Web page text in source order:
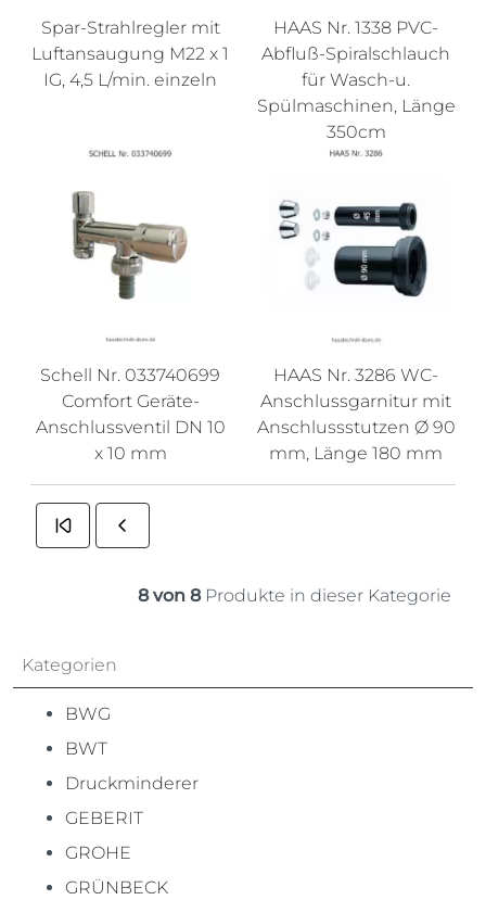
Spar-Strahlregler mit
Luftansaugung M22 x 1
IG, 4,5 L/min. einzeln
HAAS Nr. 1338 PVC-
Abfluß-Spiralschlauch
für Wasch-u.
Spülmaschinen, Länge
350cm
Schell Nr. 033740699
Comfort Geräte-
Anschlussventil DN 10
x 10 mm
HAAS Nr. 3286 WC-
Anschlussgarnitur mit
Anschlussstutzen Ø 90
mm, Länge 180 mm
8 von 8Produkte in dieser Kategorie
Kategorien
BWG
BWT
Druckminderer
GEBERIT
GROHE
GRÜNBECK